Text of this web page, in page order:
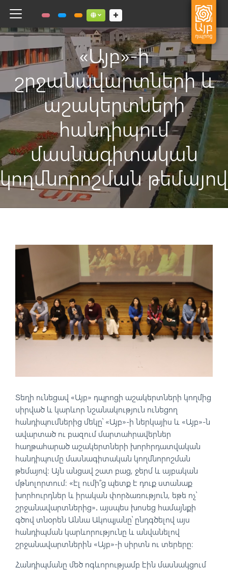
Toggle navigation Social links dropdown button
«Այբ»-ի
շրջանավարտների և
աշակերտների
հանդիպում
մասնագիտական
կողմնորոշման թեմայով
Տեղի ունեցավ «Այբ» դպրոցի աշակերտների կողմից
սիրված և կարևոր նշանակություն ունեցող
հանդիպումներից մեկը՝ «Այբ»-ի ներկայիս և «Այբ»-ն
ավարտած ու բազում մարտահրավերներ
հաղթահարած աշակերտների խորհրդատվական
հանդիպումը մասնագիտական կողմնորոշման
թեմայով։ Այն անցավ շատ բաց, ջերմ և այբական
մթնոլորտում։ «էլ ումի՞ց պետք է դուք ստանաք
խորհուրդներ և իրական փորձառություն, եթե ոչ՝
շրջանավարտներից»․ այսպես խոսեց համայնքի
գծով տնօրեն Աննա Ակոպյանը՝ ընդգծելով այս
հանդիպման կարևորությունը և անվանելով
շրջանավարտներին «Այբ»-ի սիրտն ու տերերը։
Հանդիպմանը մեծ ոգևորությամբ էին մասնակցում